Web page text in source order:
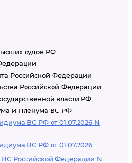
судов РФ
Российской Федерации
Российской Федерации
власти РФ
и Пленума ВС РФ
ВС РФ от 01.07.2026 N
ВС РФ от 01.07.2026
ВС Российской Федерации N